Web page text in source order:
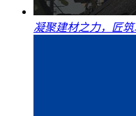
凝聚建材之力，匠